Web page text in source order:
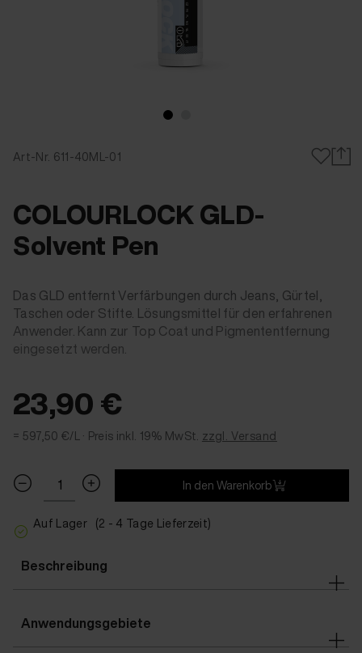
Art-Nr. 611-40ML-01
COLOURLOCK GLD-
Solvent Pen
Das GLD entfernt Verfärbungen durch Jeans, Gürtel,
Taschen oder Stifte. Lösungsmittel für den erfahrenen
Anwender. Kann zur Top Coat und Pigmententfernung
eingesetzt werden.
23,90 €
= 597,50 €/L · Preis inkl. 19% MwSt. zzgl. Versand
In den Warenkorb
Auf Lager (2 - 4 Tage Lieferzeit)
Beschreibung
Anwendungsgebiete